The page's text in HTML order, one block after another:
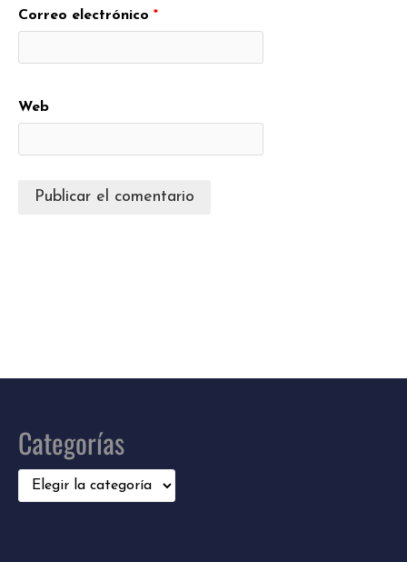
Correo electrónico *
Web
Categorías
Categorías